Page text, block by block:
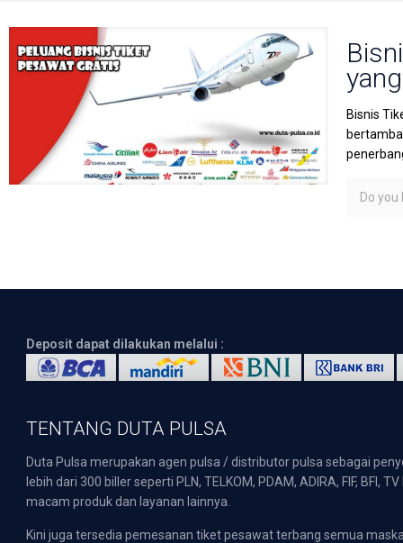
Bisnis
Do you
Deposit dapat dilakukan melalui :
TENTANG DUTA PULSA
Duta Pulsa merupakan agen pulsa / distributor pulsa sebagai
lebih dari 300 biller seperti PLN, TELKOM, PDAM, ADIRA, FIF,
macam produk dan layanan lainnya.
Kini juga tersedia pemesanan tiket pesawat terbang semua